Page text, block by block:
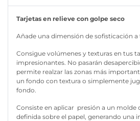
Tarjetas en relieve con golpe seco
Añade una dimensión de sofisticación a
Consigue volúmenes y texturas en tus
impresionantes. No pasarán
permite realzar las zonas más
un fondo con textura o simplemente
fondo.
Consiste en aplicar presión a un molde
definida sobre el papel, generando una